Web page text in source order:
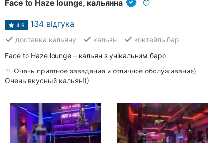
Face to Haze lounge, кальянна
4.9 134 відгука
done доставка кальяну done кальян done коктейль бар
Face to Haze lounge – кальян з унікальним баро
Очень приятное заведение и отличное обслуживание)
Очень вкусный кальян!))